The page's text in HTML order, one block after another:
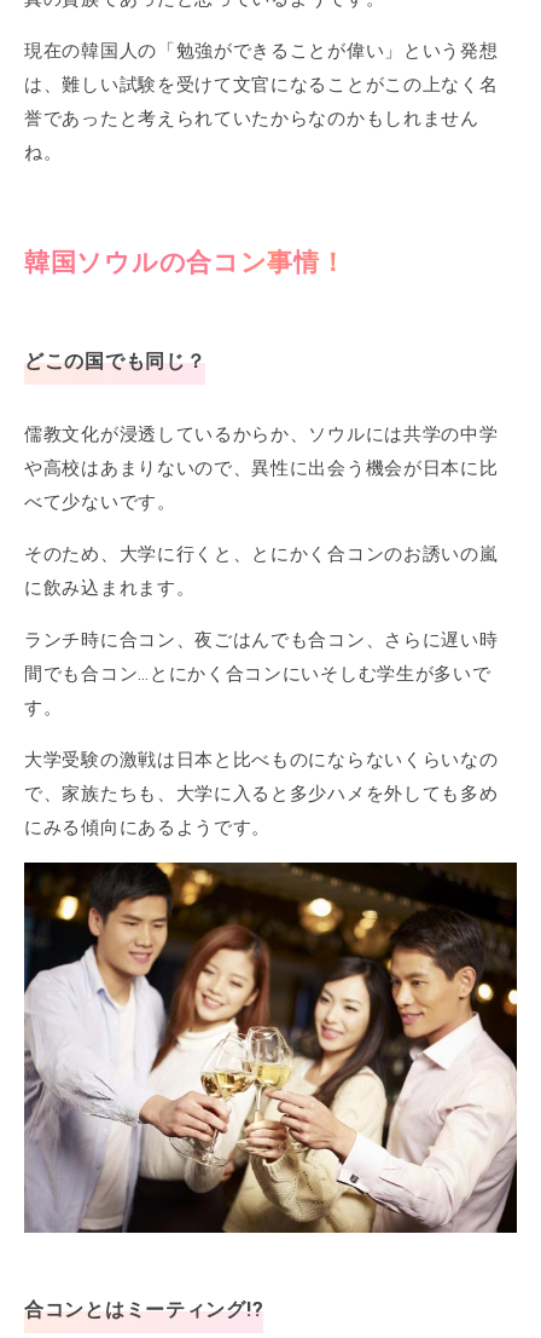
現在の韓国人の「勉強ができることが偉い」という発想
は、難しい試験を受けて文官になることがこの上なく名
誉であったと考えられていたからなのかもしれません
ね。
韓国ソウルの合コン事情！
どこの国でも同じ？
儒教文化が浸透しているからか、ソウルには共学の中学
や高校はあまりないので、異性に出会う機会が日本に比
べて少ないです。
そのため、大学に行くと、とにかく合コンのお誘いの嵐
に飲み込まれます。
ランチ時に合コン、夜ごはんでも合コン、さらに遅い時
間でも合コン…とにかく合コンにいそしむ学生が多いで
す。
大学受験の激戦は日本と比べものにならないくらいなの
で、家族たちも、大学に入ると多少ハメを外しても多め
にみる傾向にあるようです。
合コンとはミーティング!?